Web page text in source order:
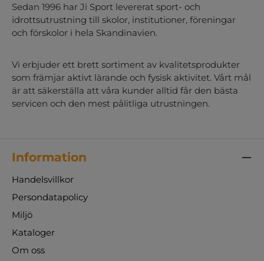
Sedan 1996 har Ji Sport levererat sport- och
idrottsutrustning till skolor, institutioner, föreningar
och förskolor i hela Skandinavien.
Vi erbjuder ett brett sortiment av kvalitetsprodukter
som främjar aktivt lärande och fysisk aktivitet. Vårt mål
är att säkerställa att våra kunder alltid får den bästa
servicen och den mest pålitliga utrustningen.
Information
Handelsvillkor
Persondatapolicy
Miljö
Kataloger
Om oss